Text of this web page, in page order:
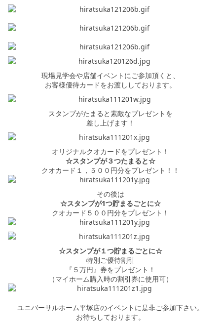
現場見学会や店舗イベントにご参加頂くと、
お客様優待カードをお渡ししております。
スタンプがたまると素敵なプレゼントを
差し上げます！
オリジナルクオカードをプレゼント！
☆スタンプが３つたまると☆
クオカード１，５００円分をプレゼント！！
その後は
☆スタンプが1つ貯まるごとに☆
クオカード５００円分をプレゼント！
☆スタンプが１つ貯まるごとに☆
特別ご優待割引
『５万円』券をプレゼント！
（マイホーム購入時の割引券に使用可）
ユニバーサルホーム平塚店のイベントに是非ご参加下さい。
お待ちしております。